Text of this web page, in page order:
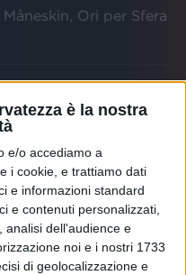
è la nostra
e/o accediamo a
i cookie, e trattiamo dati
e informazioni standard
e contenuti personalizzati,
analisi dell'audience e
noi e i nostri 1733
di geolocalizzazione e
Ori per Sfera